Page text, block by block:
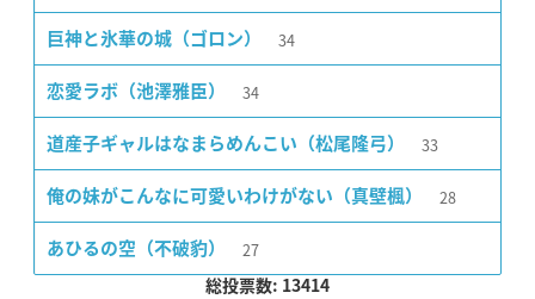
巨神と氷華の城（ゴロン） 34
恋愛ラボ（池澤雅臣） 34
道産子ギャルはなまらめんこい（松尾隆弓） 33
俺の妹がこんなに可愛いわけがない（真壁楓） 28
あひるの空（不破豹） 27
総投票数: 13414